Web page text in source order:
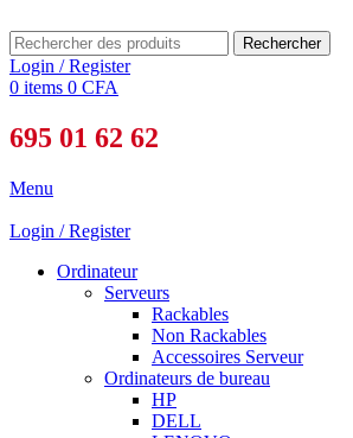
Rechercher
Login / Register
0 items 0 CFA
695 01 62 62
Menu
Login / Register
Ordinateur
Serveurs
Rackables
Non Rackables
Accessoires Serveur
Ordinateurs de bureau
HP
DELL